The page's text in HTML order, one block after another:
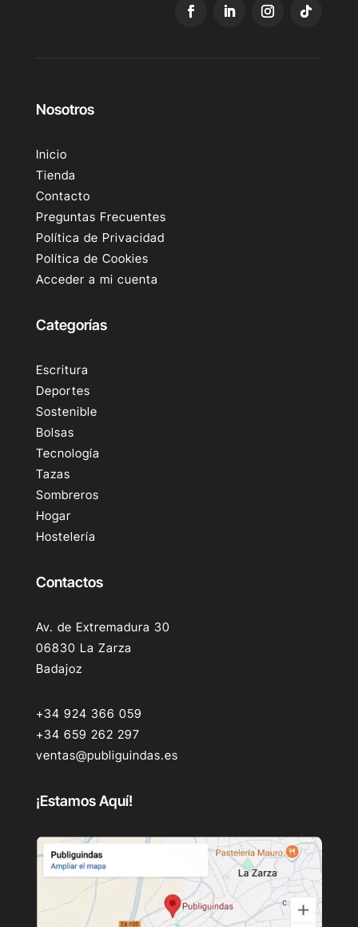
Nosotros
Inicio
Tienda
Contacto
Preguntas Frecuentes
Política de Privacidad
Política de Cookies
Acceder a mi cuenta
Categorías
Escritura
Deportes
Sostenible
Bolsas
Tecnología
Tazas
Sombreros
Hogar
Hostelería
Contactos
Av. de Extremadura 30
06830 La Zarza
Badajoz
+34 924 366 059
+34 659 262 297
ventas@publiguindas.es
¡Estamos Aquí!